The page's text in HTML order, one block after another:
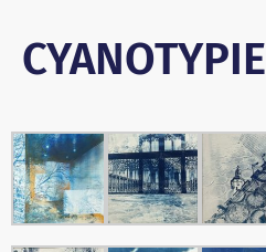
CYANOTYPIE